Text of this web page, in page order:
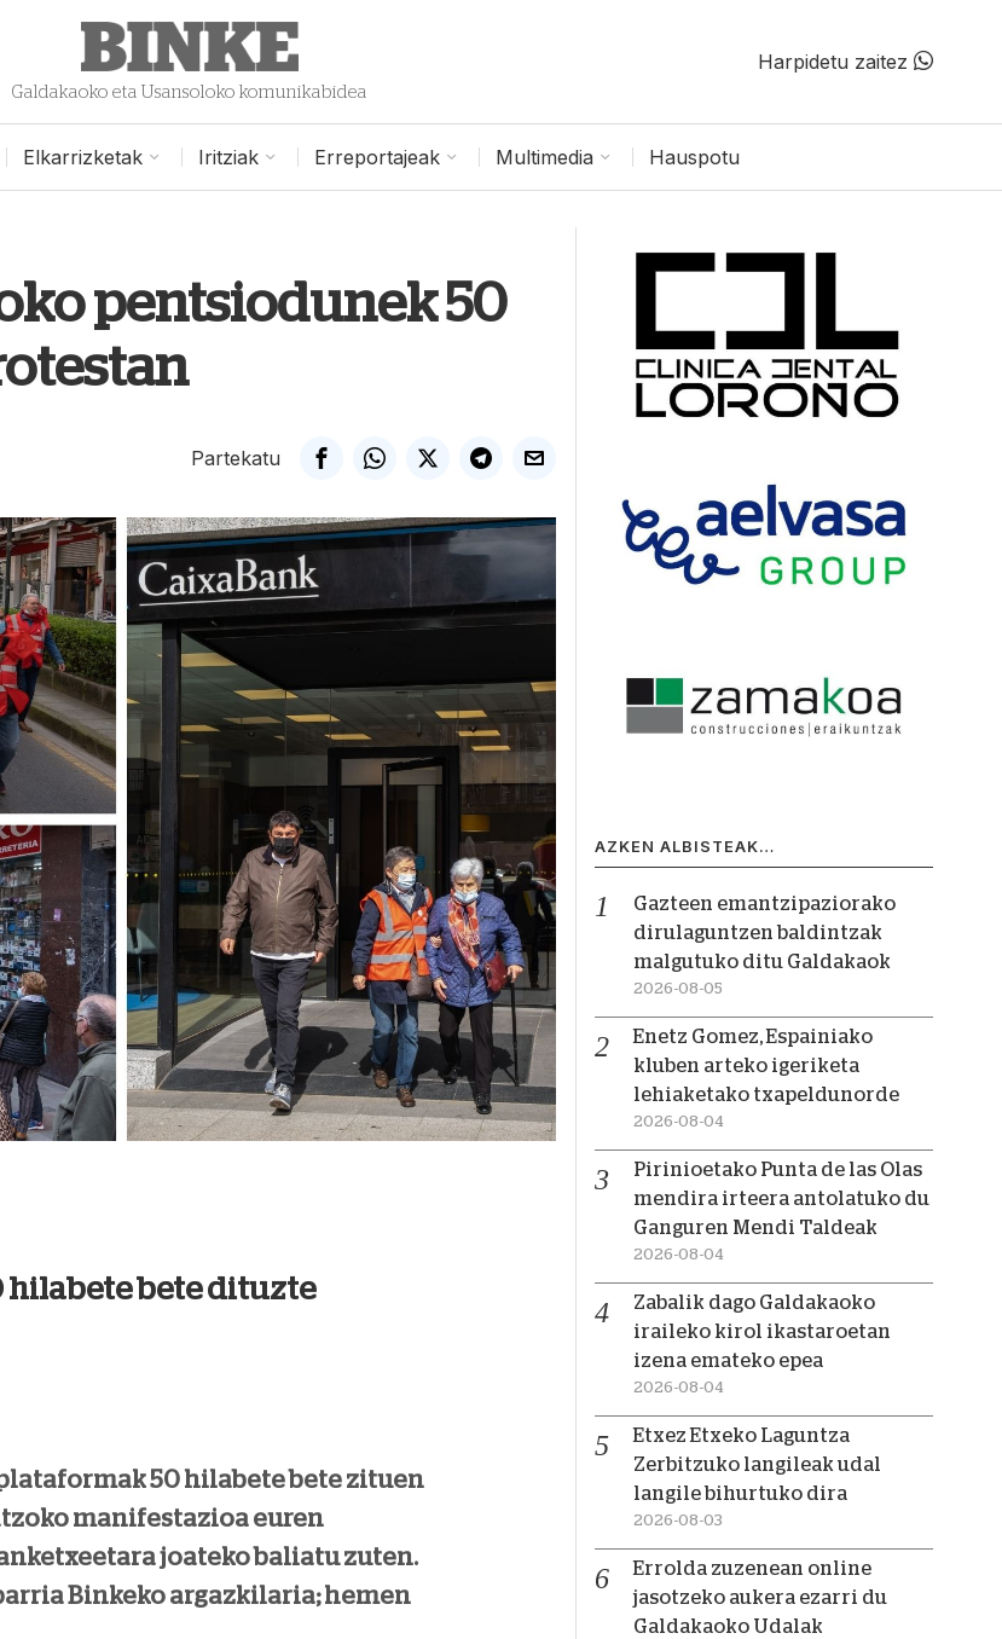
Galdakaoko eta Usansoloko komunikabidea
Harpidetu zaitez
Elkarrizketak Iritziak Erreportajeak Multimedia Hauspotu
pentsiodunek 50
Partekatu
hilabete bete dituzte
50 hilabete bete zituen
manifestazioa euren
joateko baliatu zuten.
Binkeko argazkilaria; hemen
AZKEN ALBISTEAK…
Gazteen emantzipaziorako
dirulaguntzen baldintzak
malgutuko ditu Galdakaok
2026-08-05
Enetz Gomez, Espainiako
kluben arteko igeriketa
lehiaketako txapeldunorde
2026-08-04
Pirinioetako Punta de las Olas
mendira irteera antolatuko du
Ganguren Mendi Taldeak
2026-08-04
Zabalik dago Galdakaoko
iraileko kirol ikastaroetan
izena emateko epea
2026-08-04
Etxez Etxeko Laguntza
Zerbitzuko langileak udal
langile bihurtuko dira
2026-08-03
Errolda zuzenean online
jasotzeko aukera ezarri du
Galdakaoko Udalak